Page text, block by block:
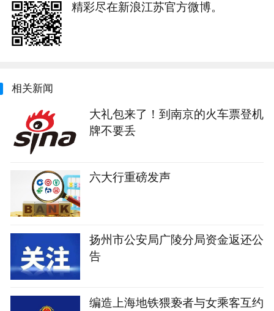
精彩尽在新浪江苏官方微博。
相关新闻
大礼包来了！到南京的火车票登机
牌不要丢
六大行重磅发声
扬州市公安局广陵分局资金返还公
告
编造上海地铁猥亵者与女乘客互约